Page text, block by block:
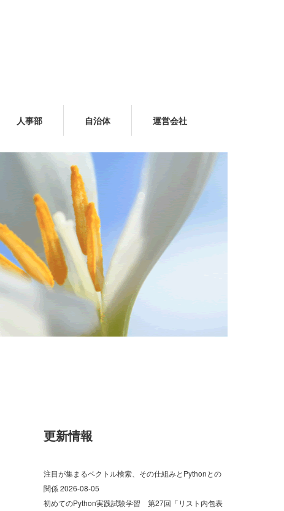
人事部 自治体 運営会社
更新情報
注目が集まるベクトル検索、その仕組みとPythonとの
関係2026-08-05
初めてのPython実践試験学習 第27回「リスト内包表